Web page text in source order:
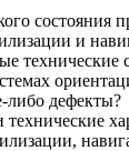
состояния
и
технические
либо дефекты?
технические